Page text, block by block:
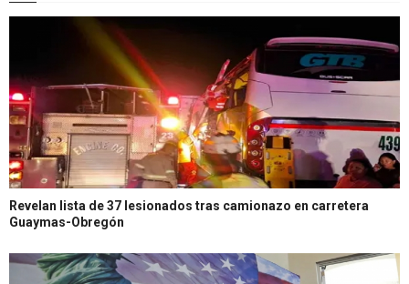
Revelan lista de 37 lesionados tras camionazo en carretera
Guaymas-Obregón